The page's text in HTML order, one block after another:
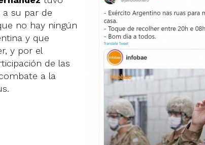
a su par de
no hay ningún
y que
y por el
de las
a la